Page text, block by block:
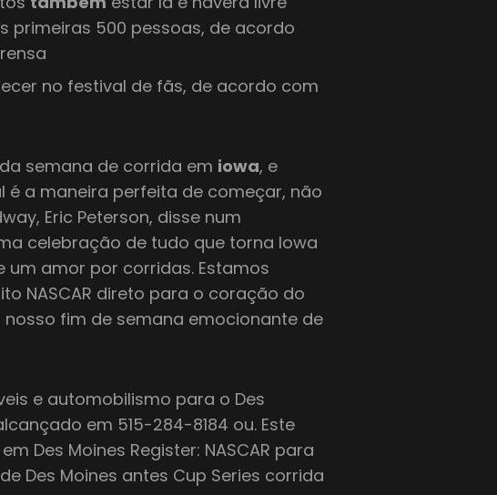
primeiras 500 pessoas, de acordo
no festival de fãs, de acordo com
semana de corrida em iowa, e
é a maneira perfeita de começar, não
Eric Peterson, disse num
celebração de tudo que torna Iowa
um amor por corridas. Estamos
NASCAR direto para o coração do
nosso fim de semana emocionante de
e automobilismo para o Des
em 515-284-8184 ou. Este
Des Moines Register: NASCAR para
Des Moines antes Cup Series corrida